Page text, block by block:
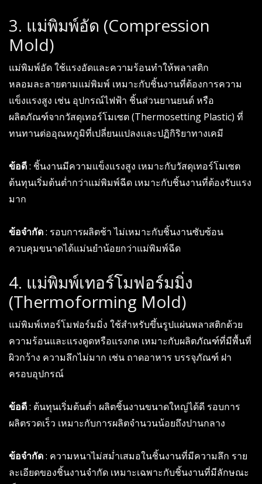
3. แม่พิมพ์อัด (Compression
Mold)
แม่พิมพ์อัด ใช้แรงอัดและความร้อนทำให้พลาสติก
หลอมละลายตามแม่พิมพ์ เหมาะกับชิ้นงานที่ต้องการความ
แข็งแรงสูง เช่น อุปกรณ์ไฟฟ้า ชิ้นส่วนยานยนต์ หรือ
ผลิตภัณฑ์จากวัสดุเทอร์โมเซต (Thermosetting Plastic) ที่
ทนทานต่ออุณหภูมิที่เปลี่ยนแปลงและปฏิกิริยาทางเคมี
ข้อดี: ชิ้นงานมีความแข็งแรงสูง เหมาะกับวัสดุเทอร์โมเซต
ต้นทุนเริ่มต้นต่ำกว่าแม่พิมพ์ฉีด เหมาะกับชิ้นงานที่ต้องรับแรง
มาก
ข้อจำกัด: รอบการผลิตช้า ไม่เหมาะกับชิ้นงานซับซ้อน
ควบคุมขนาดได้แม่นยำน้อยกว่าแม่พิมพ์ฉีด
4. แม่พิมพ์เทอร์โมฟอร์มมิ่ง
(Thermoforming Mold)
แม่พิมพ์เทอร์โมฟอร์มมิ่ง ใช้สำหรับขึ้นรูปแผ่นพลาสติกด้วย
ความร้อนและแรงดูดหรือแรงกด เหมาะกับผลิตภัณฑ์ที่มีพื้นที่
ผิวกว้าง ความลึกไม่มาก เช่น ถาดอาหาร บรรจุภัณฑ์ ฝา
ครอบอุปกรณ์
ข้อดี: ต้นทุนเริ่มต้นต่ำ ผลิตชิ้นงานขนาดใหญ่ได้ดี รอบการ
ผลิตรวดเร็ว เหมาะกับการผลิตจำนวนน้อยถึงปานกลาง
ข้อจำกัด: ความหนาไม่สม่ำเสมอในชิ้นงานที่มีความลึก ราย
ละเอียดของชิ้นงานจำกัด เหมาะเฉพาะกับชิ้นงานที่มีลักษณะ